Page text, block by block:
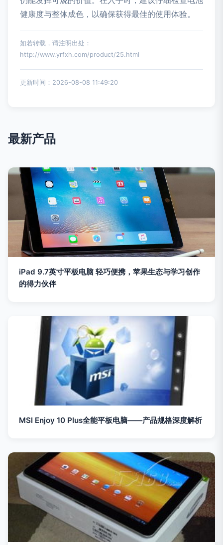
健康度与整体成色，以确保获得最佳的使用体验。
如若转载，请注明出处：
http://www.yrfxh.com/product/25.html
更新时间：2026-08-08 11:49:20
最新产品
iPad 9.7英寸平板电脑 轻巧便携，苹果生态与学习创作
的得力伙伴
MSI Enjoy 10 Plus全能平板电脑——产品规格深度解析